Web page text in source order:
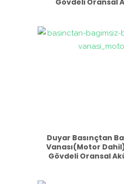
Gövdeli Oransal
Duyar Basınçtan
Vanası(Motor
Gövdeli Oransal